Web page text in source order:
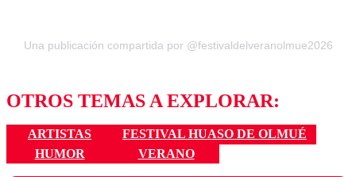
Una publicación compartida por @festivaldelveranolmue2026
OTROS TEMAS A EXPLORAR:
ARTISTAS
FESTIVAL HUASO DE OLMUÉ
HUMOR
VERANO